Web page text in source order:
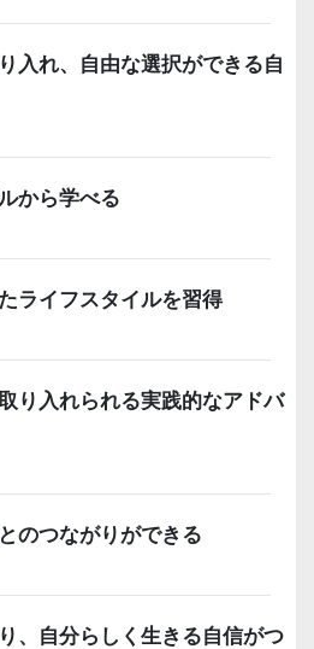
入れ、自由な選択ができる自
から学べる
ライフスタイルを習得
り入れられる実践的なアドバ
のつながりができる
、自分らしく生きる自信がつ